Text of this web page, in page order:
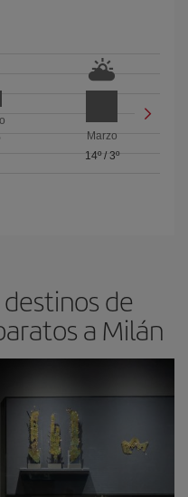
Marzo
14º/ 3º
de
a Milán